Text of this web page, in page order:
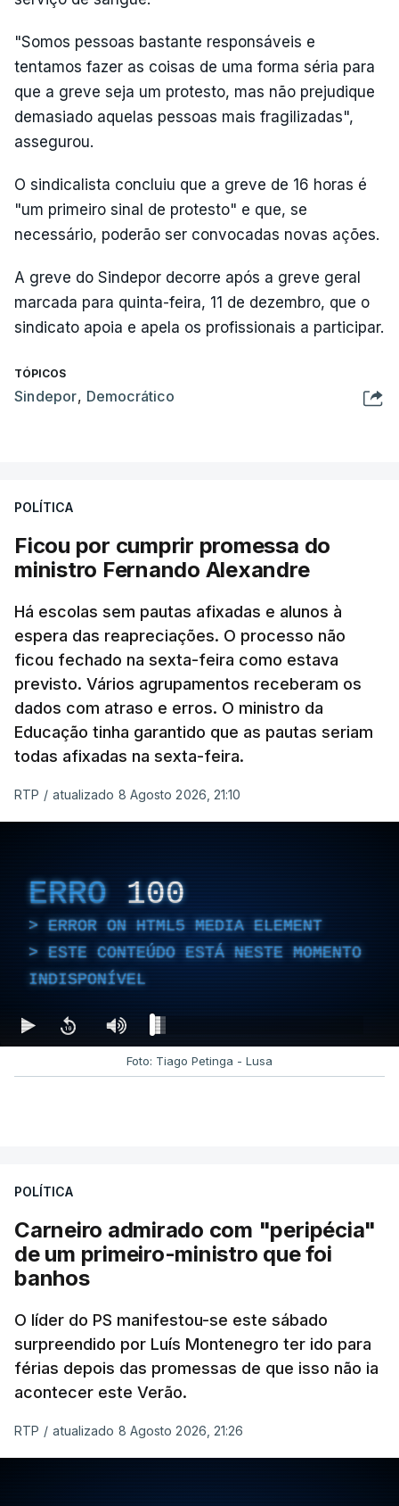
"Somos pessoas bastante responsáveis e
tentamos fazer as coisas de uma forma séria para
que a greve seja um protesto, mas não prejudique
demasiado aquelas pessoas mais fragilizadas",
assegurou.
O sindicalista concluiu que a greve de 16 horas é
"um primeiro sinal de protesto" e que, se
necessário, poderão ser convocadas novas ações.
A greve do Sindepor decorre após a greve geral
marcada para quinta-feira, 11 de dezembro, que o
sindicato apoia e apela os profissionais a participar.
TÓPICOS
Sindepor, Democrático
POLÍTICA
Ficou por cumprir promessa do
ministro Fernando Alexandre
Há escolas sem pautas afixadas e alunos à
espera das reapreciações. O processo não
ficou fechado na sexta-feira como estava
previsto. Vários agrupamentos receberam os
dados com atraso e erros. O ministro da
Educação tinha garantido que as pautas seriam
todas afixadas na sexta-feira.
RTP / atualizado 8 Agosto 2026, 21:10
ERRO 100
ERROR ON HTML5 MEDIA ELEMENT
ESTE CONTEÚDO ESTÁ NESTE MOMENTO
INDISPONÍVEL
Foto: Tiago Petinga - Lusa
POLÍTICA
Carneiro admirado com "peripécia"
de um primeiro-ministro que foi
banhos
O líder do PS manifestou-se este sábado
surpreendido por Luís Montenegro ter ido para
férias depois das promessas de que isso não ia
acontecer este Verão.
RTP / atualizado 8 Agosto 2026, 21:26